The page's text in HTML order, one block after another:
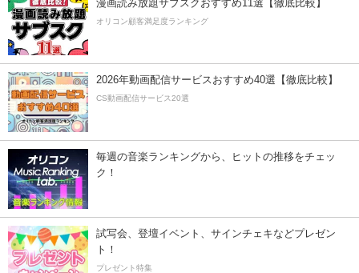
漫画読み放題サブスクおすすめ11選【徹底比較】
オリコン顧客満足度ランキング
2026年動画配信サービスおすすめ40選【徹底比較】
CS動画配信サービス20選
毎週の音楽ランキングから、ヒットの推移をチェッ
ク！
試写会、登壇イベント、サインチェキなどプレゼン
ト！
プレゼント特集